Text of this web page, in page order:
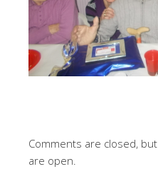
Comments are closed, but
are open.